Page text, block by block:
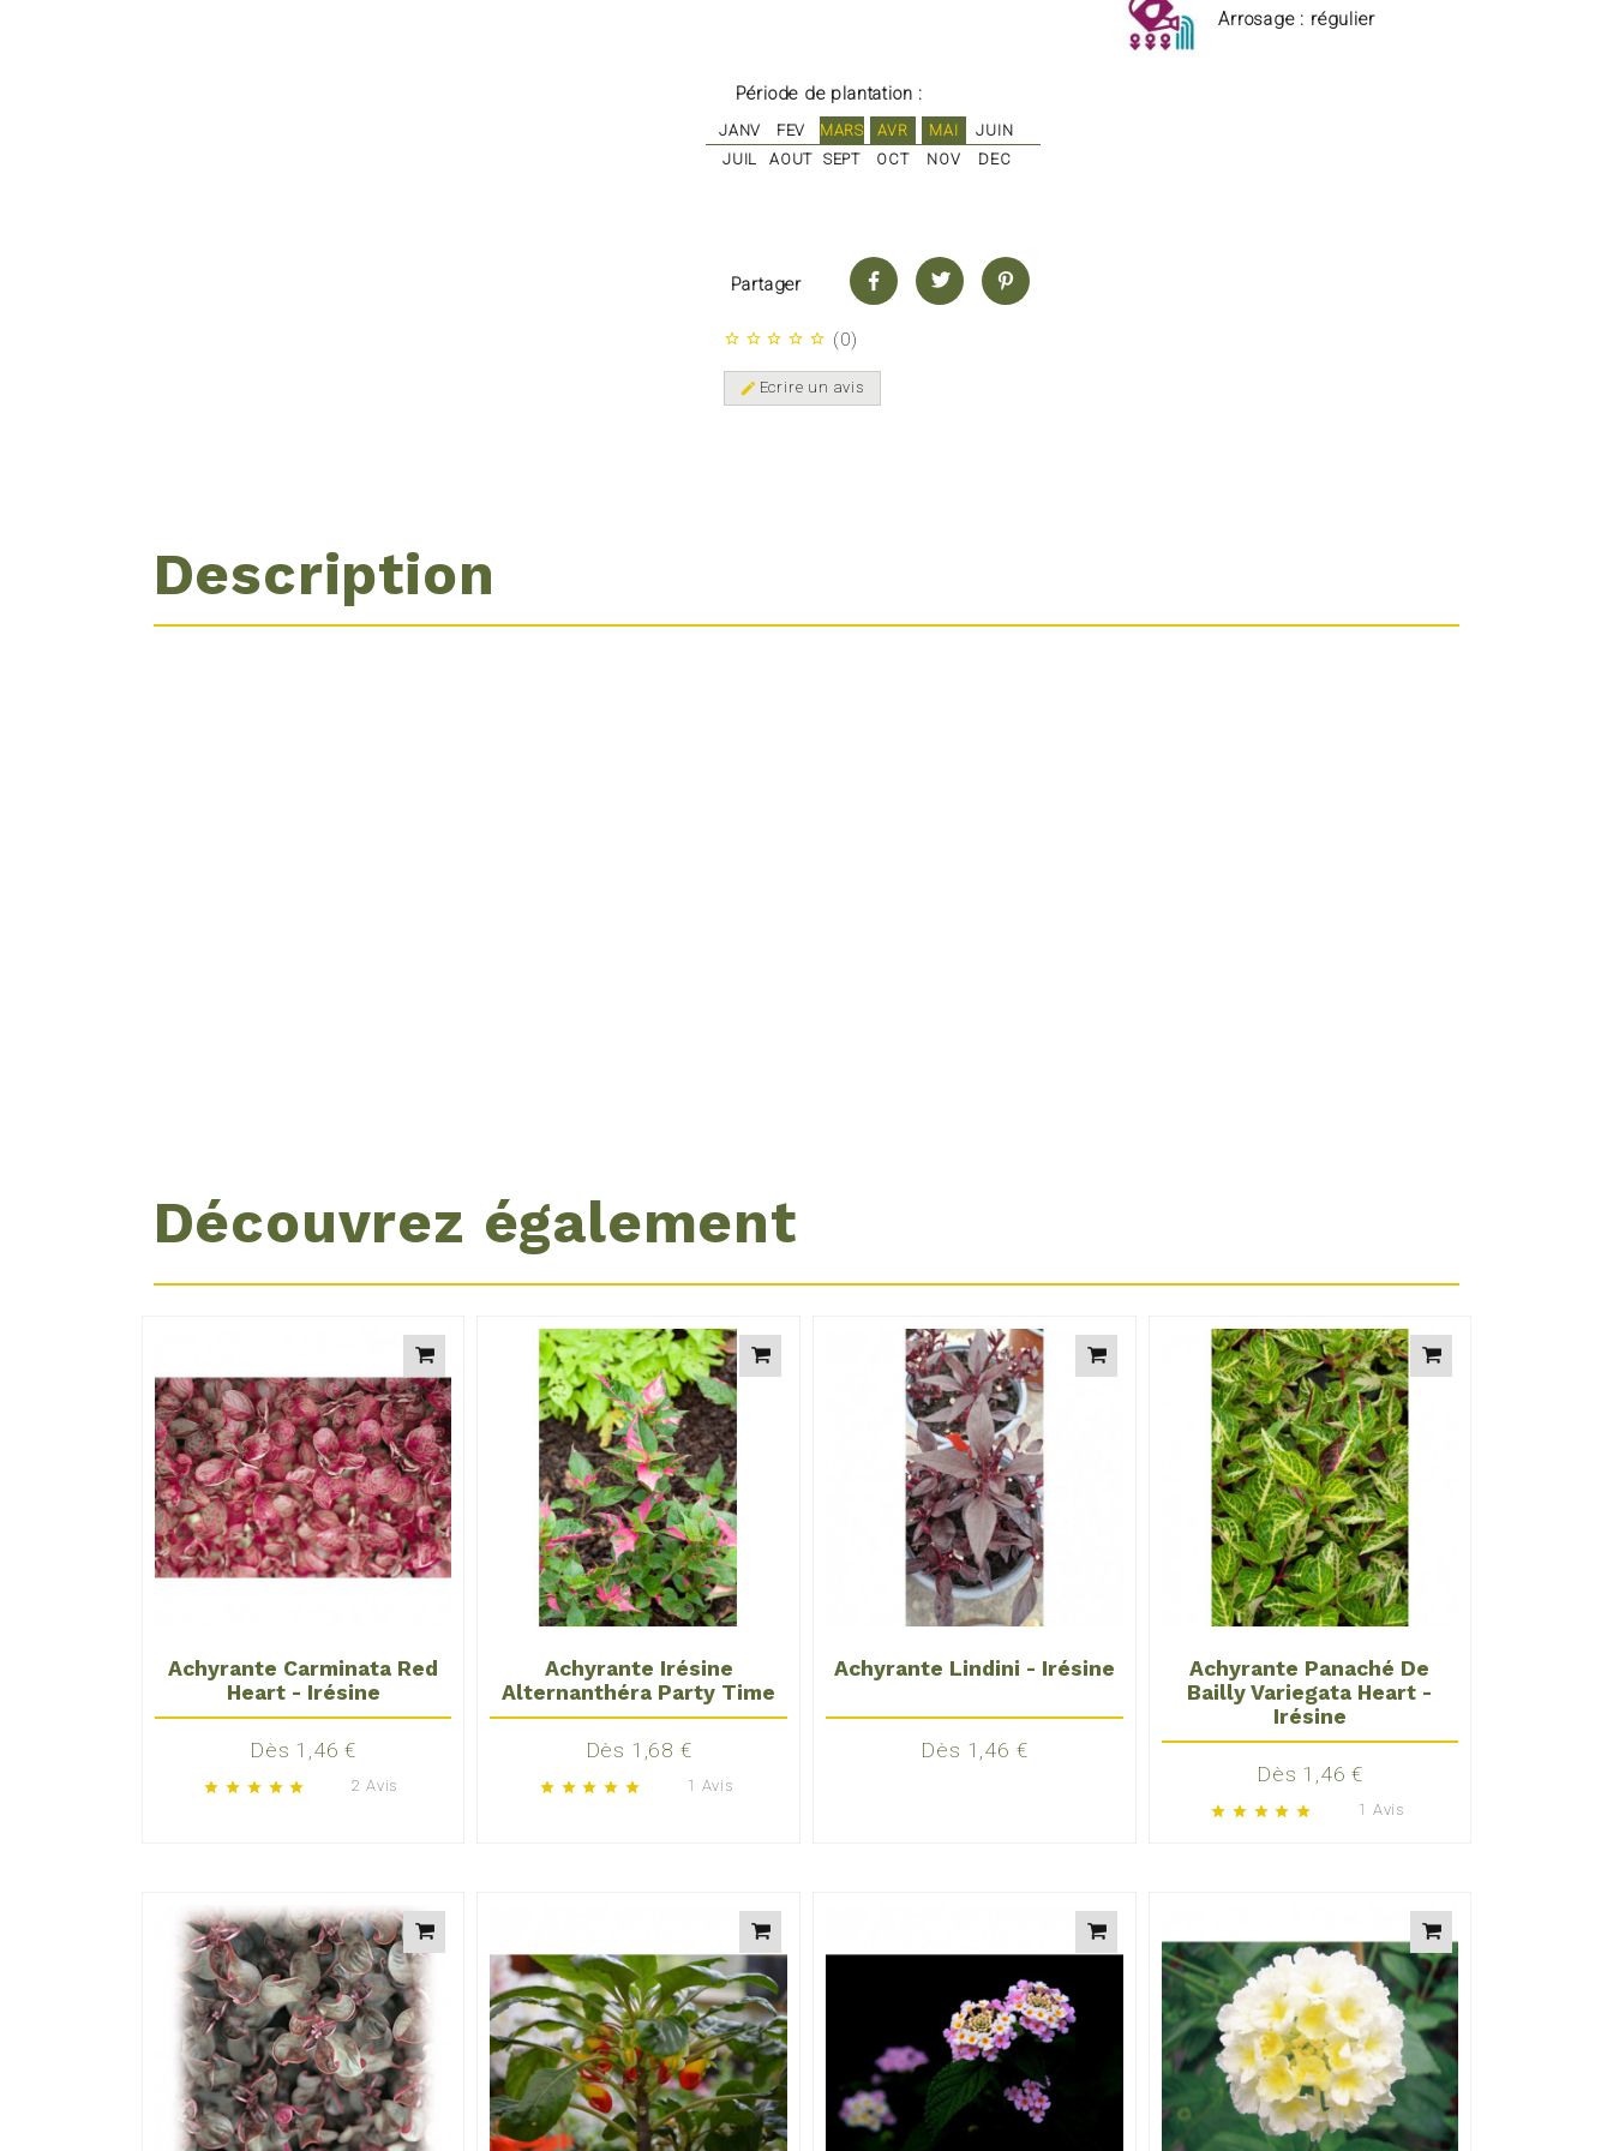
Arrosage : régulier
Période de plantation :
JANV FEV MARS AVR MAI
JUIN
JUIL
AOUT SEPT OCT NOV DEC
Partager
star_border star_border star_border star_border star_border (0)
edit Ecrire un avis
Description
Découvrez également
Achyrante Carminata Red
Heart - Irésine
Prix
Dès 1,46 €
star star star star star 2 Avis
Achyrante Irésine
Alternanthéra Party Time
Prix
Dès 1,68 €
star star star star star 1 Avis
Achyrante Lindini - Irésine
Prix
Dès 1,46 €
Achyrante Panaché De
Bailly Variegata Heart -
Irésine
Prix
Dès 1,46 €
star star star star star 1 Avis